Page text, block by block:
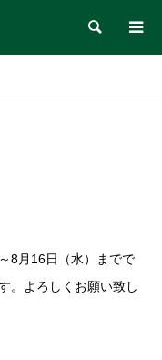
検索
8月16日（水）までで
。よろしくお願い致し